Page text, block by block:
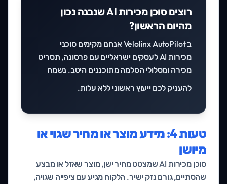
רוצים סוכן מכירות AI שנבנה נכון
מהיום הראשון?
ב Velolinx AutoPilot אנחנו מקימים סוכני
מכירות AI לעסקים ישראליים עם פרסונה, תסריט
מכירה ומסלולי הסלמה מתוכננים היטב. נשמח
להעניק לכם ייעוץ ראשוני ללא עלות.
טעות 4: מידע מוצר או מחיר שגוי או
מיושן
סוכן מכירות AI שמצטט מחיר ישן, מוצר שאזל או מבצע
שהסתיים, גורם נזק ישיר. הלקוח מגיע עם ציפייה שגויה,